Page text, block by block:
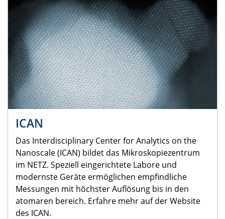
ICAN
Das Interdisciplinary Center for Analytics on the
Nanoscale (ICAN) bildet das Mikroskopiezentrum
im NETZ. Speziell eingerichtete Labore und
modernste Geräte ermöglichen empfindliche
Messungen mit höchster Auflösung bis in den
atomaren bereich. Erfahre mehr auf der Website
des ICAN.